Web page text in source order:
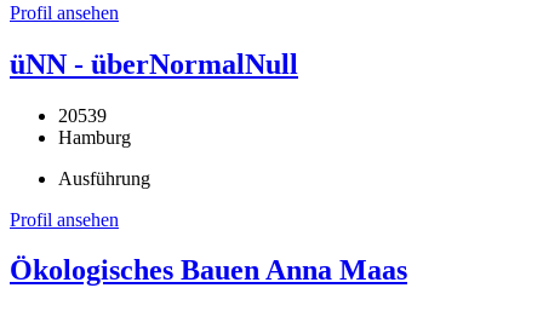
Profil ansehen
üNN - überNormalNull
20539
Hamburg
Ausführung
Profil ansehen
Ökologisches Bauen Anna Maas